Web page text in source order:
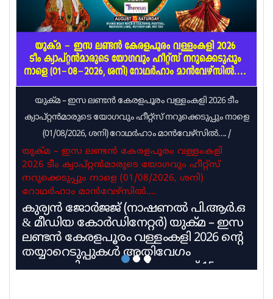
അറിയിച്ചു. മഴയുടെ ശക്തി കുറഞ്ഞെങ്കിലും
ജാഗ്രതയോടെ തന്നെ മുന്നോട്ടു പോകണമെന്നു
റവന്യൂ മന്ത്രി
യുക്മ – ഇസ ലണ്ടൻ കേരളപൂരം വള്ളംകളി 2026 ടീം
ക്യാപ്റ്റൻമാരുടെ യോഗവും ഹീറ്റ്സ് നറുക്കെടുപ്പും നാളെ
(01/08/2026, ശനി) റോഥർഹാം മാൻവേഴ്സിൽ…. /
യുക്മ – ഇസ ലണ്ടൻ കേരളപൂരം വള്ളംകളി
2026 ടീം ക്യാപ്റ്റൻമാരുടെ യോഗവും ഹീറ്റ്സ്
നറുക്കെടുപ്പും നാളെ (01/08/2026, ശനി)
റോഥർഹാം മാൻവേഴ്സിൽ….
കുര്യൻ ജോർജജ് (നാഷണൽ പി.ആർ.ഒ
& മീഡിയ കോർഡിനേറ്റർ) യുക്മ – ഇസ
ലണ്ടൻ കേരളപൂരം വള്ളംകളി 2026 ൻ്റെ
തയ്യാറെടുപ്പുകൾ അതിവേഗം
പുരോഗമിക്കുകയാണ്. ആഗസ്റ്റ് 15